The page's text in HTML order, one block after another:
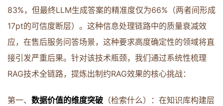
83%，但最终LLM生成答案的精准度仅为66%（两者间形成
17pt的可信度断层）。这种信息处理链路中的质量衰减效
应，在售后服务问答场景，这种要求高度确定性的领域将直
接引发严重后果。针对该技术瓶颈，我们通过系统性梳理
RAG技术全链路，提炼出制约RAG效果的核心挑战：
第一、 数据价值的维度突破 （检索什么）：在知识库构建层